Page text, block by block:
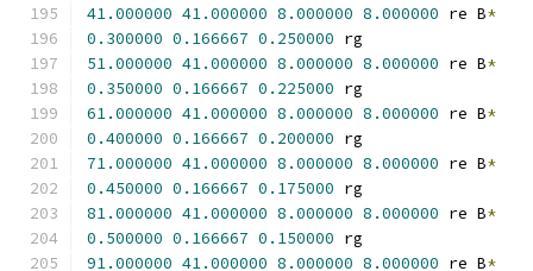
41.000000 41.000000 8.000000 8.000000 re B*
0.300000 0.166667 0.250000 rg
51.000000 41.000000 8.000000 8.000000 re B*
0.350000 0.166667 0.225000 rg
61.000000 41.000000 8.000000 8.000000 re B*
0.400000 0.166667 0.200000 rg
71.000000 41.000000 8.000000 8.000000 re B*
0.450000 0.166667 0.175000 rg
81.000000 41.000000 8.000000 8.000000 re B*
0.500000 0.166667 0.150000 rg
91.000000 41.000000 8.000000 8.000000 re B*